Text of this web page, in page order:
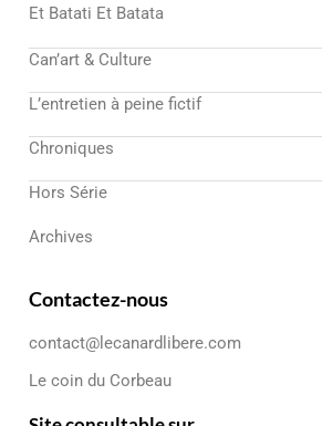
Et Batati Et Batata
Can’art & Culture
L’entretien à peine fictif
Chroniques
Hors Série
Archives
Contactez-nous
contact@lecanardlibere.com
Le coin du Corbeau